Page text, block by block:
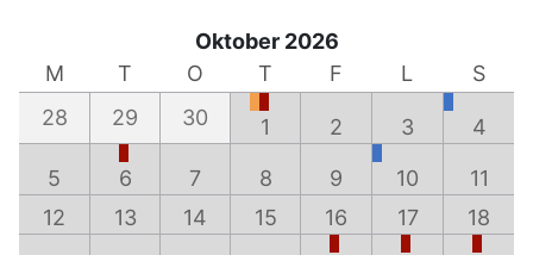
Oktober 2026
M
T O T F L
S
28
29 30 1 2 3 4
5 6 7 8 9 10
11
12
13 14 15 16 17 18